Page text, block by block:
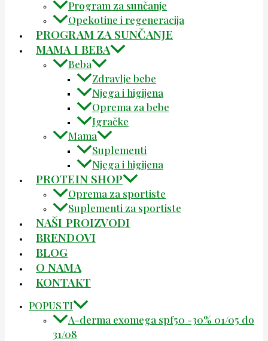
Program za sunčanje
Opekotine i regeneracija
PROGRAM ZA SUNČANJE
MAMA I BEBA
Beba
Zdravlje bebe
Njega i higijena
Oprema za bebe
Igračke
Mama
Suplementi
Njega i higijena
PROTEIN SHOP
Oprema za sportiste
Suplementi za sportiste
NAŠI PROIZVODI
BRENDOVI
BLOG
O NAMA
KONTAKT
POPUSTI
A-derma exomega spf50 -30% 01/05 do
31/08